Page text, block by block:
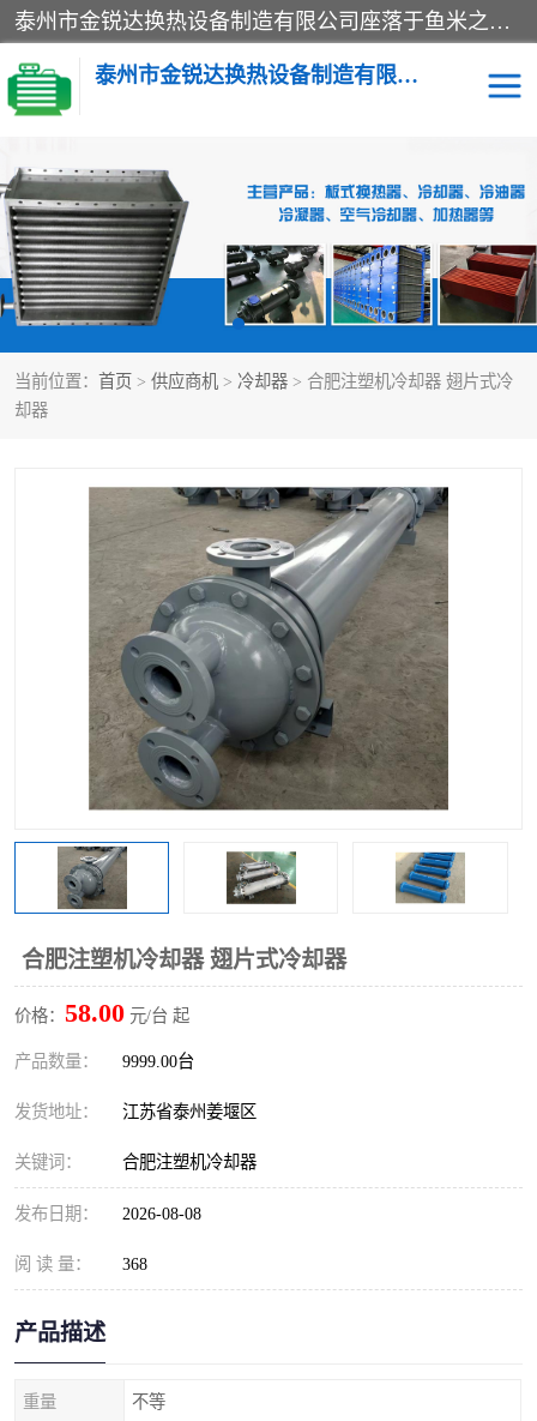
泰州市金锐达换热设备制造有限公司座落于鱼米之乡、祥泰之州一江苏泰州。是一家多年从事换热设备研究、设计、制造、销售、服务于一体的生产企业。
泰州市金锐达换热设备制造有限公司
当前位置： 首页 > 供应商机 > 冷却器 > 合肥注塑机冷却器 翅片式冷
却器
合肥注塑机冷却器 翅片式冷却器
价格： 58.00 元/台 起
产品数量： 9999.00台
发货地址： 江苏省泰州姜堰区
关键词： 合肥注塑机冷却器
发布日期： 2026-08-08
阅 读 量： 368
产品描述
重量 不等
冷却器 换热器
散热器 预热器
热交换器